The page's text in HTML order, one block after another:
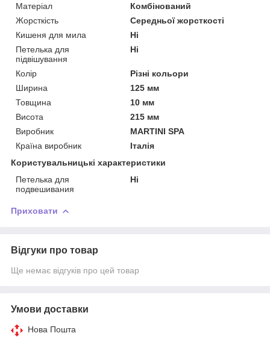
Матеріал
Комбінований
Жорсткість
Середньої жорсткості
Кишеня для мила
Ні
Петелька для
підвішування
Ні
Колір
Різні кольори
Ширина
125 мм
Товщина
10 мм
Висота
215 мм
Виробник
MARTINI SPA
Країна виробник
Італія
Користувальницькі характеристики
Петелька для
подвешивания
Ні
Приховати
Відгуки про товар
Ще немає відгуків про цей товар
Умови доставки
Нова Пошта